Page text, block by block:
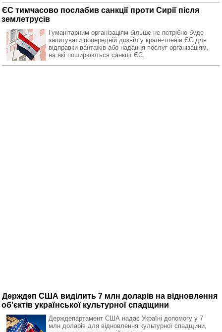
ЄС тимчасово послабив санкції проти Сирії після
землетрусів
Гуманітарним організаціям більше не потрібно буде
запитувати попередній дозвіл у країн-членів ЄС для
відправки вантажів або надання послуг організаціям,
на які поширюються санкції ЄС.
Держдеп США виділить 7 млн доларів на відновлення
об'єктів української культурної спадщини
Держдепартамент США надає Україні допомогу у 7
млн доларів для відновлення культурної спадщини,